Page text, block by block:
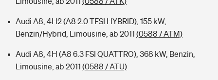
Audi A8, 4H2 (A8 2.0 TFSI HYBRID), 155 kW,
Benzin/Hybrid, Limousine, ab 2011 (0588 / ATM)
Audi A8, 4H (A8 6.3 FSI QUATTRO), 368 kW, Benzin,
Limousine, ab 2011 (0588 / ATU)